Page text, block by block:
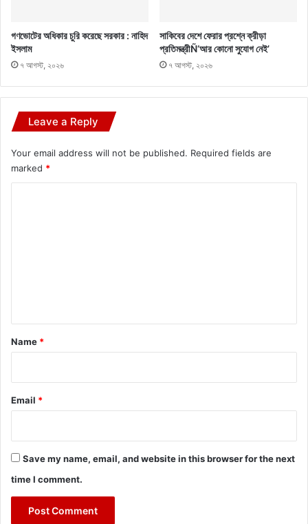
গণভোটের অধিকার চুরি করেছে সরকার : নাহিদ
ইসলাম
৭ আগস্ট, ২০২৬
সাকিবের দেশে ফেরার প্রশ্নে ক্রীড়া
প্রতিমন্ত্রীÑ‘আর কোনো সুযোগ নেই’
৭ আগস্ট, ২০২৬
Leave a Reply
Your email address will not be published. Required fields are
marked *
*
Name *
Email *
Save my name, email, and website in this browser for the next
time I comment.